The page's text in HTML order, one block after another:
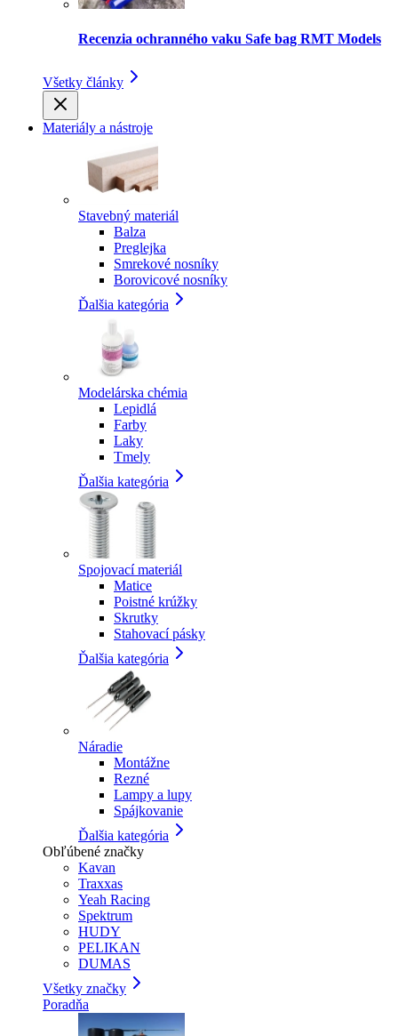
Recenzia ochranného vaku Safe bag RMT Models
Všetky články
Materiály a nástroje
Stavebný materiál
Balza
Preglejka
Smrekové nosníky
Borovicové nosníky
Ďalšia kategória
Modelárska chémia
Lepidlá
Farby
Laky
Tmely
Ďalšia kategória
Spojovací materiál
Matice
Poistné krúžky
Skrutky
Stahovací pásky
Ďalšia kategória
Náradie
Montážne
Rezné
Lampy a lupy
Spájkovanie
Ďalšia kategória
Obľúbené značky
Kavan
Traxxas
Yeah Racing
Spektrum
HUDY
PELIKAN
DUMAS
Všetky značky
Poradňa